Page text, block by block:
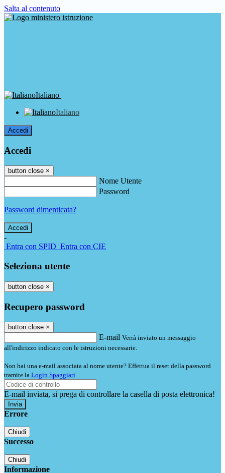
Salta al contenuto
Italiano
Italiano
Accedi
Accedi
button close ×
Nome Utente
Password
Password dimenticata?
-
Entra con SPID Entra con CIE
Seleziona utente
button close ×
Recupero password
button close ×
E-mail Verrà inviato un messaggio
all'indirizzo indicato con le istruzioni necessarie.
Non hai una e-mail associata al nome utente? Effettua il reset della password
tramite la Login Spaggiari
E-mail inviata, si prega di controllare la casella di posta elettronica!
Errore
Chiudi
Successo
Chiudi
Informazione